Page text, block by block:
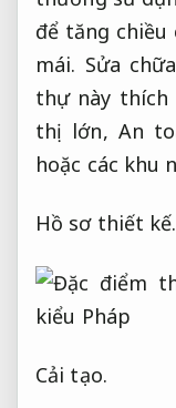
để tăng chiều
mái. Sửa
thự này thích
thị lớn, An
hoặc các khu
Hồ sơ thiết kế.
Cải tạo.